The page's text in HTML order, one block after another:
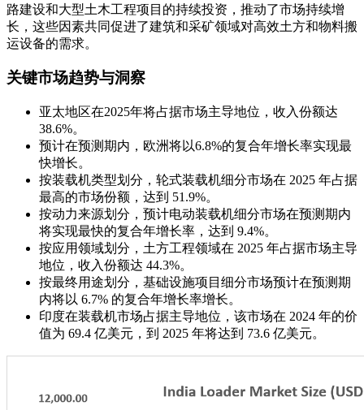
路建设和大型土木工程项目的持续投资，推动了市场持续增
长，这些因素共同促进了建筑和采矿领域对高效土方和物料搬
运设备的需求。
关键市场趋势与洞察
亚太地区在2025年将占据市场主导地位，收入份额达
38.6%。
预计在预测期内，欧洲将以6.8%的复合年增长率实现最
快增长。
按装载机类型划分，轮式装载机细分市场在 2025 年占据
最高的市场份额，达到 51.9%。
按动力来源划分，预计电动装载机细分市场在预测期内
将实现最快的复合年增长率，达到 9.4%。
按应用领域划分，土方工程领域在 2025 年占据市场主导
地位，收入份额达 44.3%。
按最终用途划分，基础设施项目细分市场预计在预测期
内将以 6.7% 的复合年增长率增长。
印度在装载机市场占据主导地位，该市场在 2024 年的价
值为 69.4 亿美元，到 2025 年将达到 73.6 亿美元。